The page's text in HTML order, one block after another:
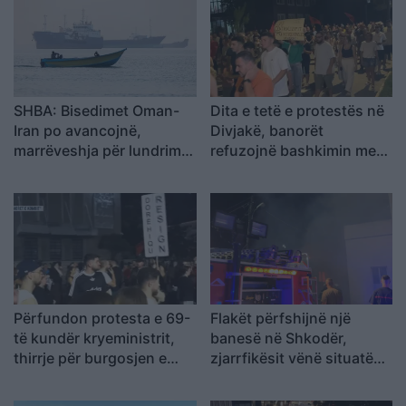
SHBA: Bisedimet Oman-
Iran po avancojnë,
marrëveshja për lundrimin
shpejti
Dita e tetë e protestës në
Divjakë, banorët
refuzojnë bashkimin me
Përfundon protesta e 69-
të kundër kryeministrit,
thirrje për burgosjen e
“Nesër do të jemi më
Flakët përfshijnë një
banesë në Shkodër,
zjarrfikësit vënë situatën